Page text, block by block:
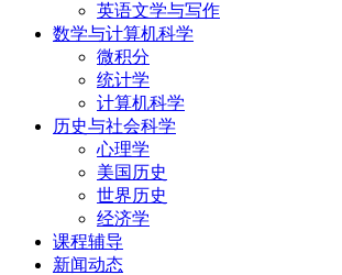
英语文学与写作
数学与计算机科学
微积分
统计学
计算机科学
历史与社会科学
心理学
美国历史
世界历史
经济学
课程辅导
新闻动态